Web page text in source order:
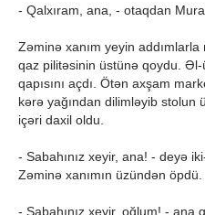
- Qalxıram, ana, - otaqdan
Zəminə xanım yeyin
qaz pilitəsinin üstünə qoydu.
qapısını açdı. Ötən axşam
kərə yağından dilimləyib stolun
içəri daxil oldu.
- Sabahınız xeyir, ana! - deyə
Zəminə xanımın üzündən öpdü.
- Sabahınız xeyir, oğlum! - ana